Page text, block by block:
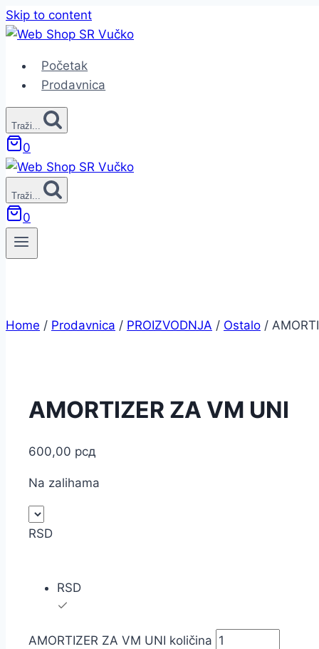
Skip to content
Početak
Prodavnica
Traži...
0
Traži...
0
Home / Prodavnica / PROIZVODNJA / Ostalo /
AMORTIZER ZA VM UNI
600,00 рсд
Na zalihama
RSD
RSD
AMORTIZER ZA VM UNI količina